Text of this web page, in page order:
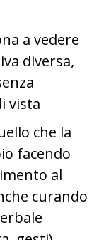
a vedere
diversa,
vista
che la
facendo
al
curando